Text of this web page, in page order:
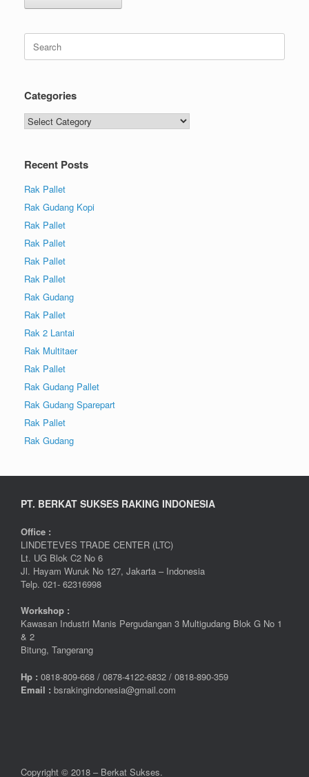
Categories
Recent Posts
Rak Pallet
Rak Gudang Kopi
Rak Pallet
Rak Pallet
Rak Pallet
Rak Pallet
Rak Gudang
Rak Pallet
Rak 2 Lantai
Rak Multitaer
Rak Pallet
Rak Gudang Pallet
Rak Gudang Sparepart
Rak Pallet
Rak Gudang
PT. BERKAT SUKSES RAKING INDONESIA
Office :
LINDETEVES TRADE CENTER (LTC)
Lt. UG Blok C2 No 6
Jl. Hayam Wuruk No 127, Jakarta – Indonesia
Telp. 021- 62316998
Workshop :
Kawasan Industri Manis Pergudangan 3 Multigudang Blok G No 1
& 2
Bitung, Tangerang
Hp : 0818-809-668 / 0878-4122-6832 / 0818-890-359
Email : bsrakingindonesia@gmail.com
Copyright © 2018 – Berkat Sukses.